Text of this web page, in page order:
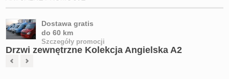
Dostawa gratis
do 60 km
Szczegóły promocji
Drzwi zewnętrzne Kolekcja Angielska A2